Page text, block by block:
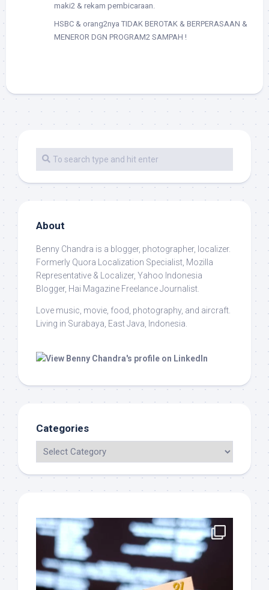
maki2 & rekam pembicaraan.
HSBC & orang2nya TIDAK BEROTAK & BERPERASAAN &
MENEROR DGN PROGRAM2 SAMPAH !
About
Benny Chandra is a blogger, photographer, localizer.
Formerly Quora Localization Specialist, Mozilla
Representative & Localizer, Yahoo Indonesia
Blogger, Hai Magazine Freelance Journalist.
Love music, movie, food, photography, and aircraft.
Living in Surabaya, East Java, Indonesia.
Categories